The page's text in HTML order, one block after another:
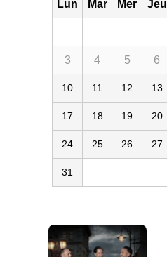
Lun Mar Mer Jeu
3 4 5 6
10 11 12 13
17 18 19 20
24 25 26 27
31